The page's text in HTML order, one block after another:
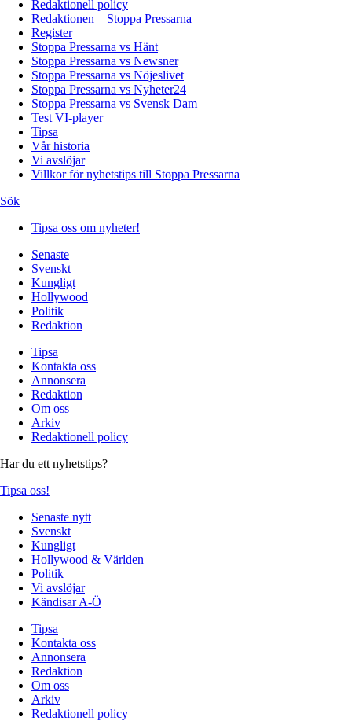
Redaktionell policy
Redaktionen – Stoppa Pressarna
Register
Stoppa Pressarna vs Hänt
Stoppa Pressarna vs Newsner
Stoppa Pressarna vs Nöjeslivet
Stoppa Pressarna vs Nyheter24
Stoppa Pressarna vs Svensk Dam
Test VI-player
Tipsa
Vår historia
Vi avslöjar
Villkor för nyhetstips till Stoppa Pressarna
Sök
Tipsa oss om nyheter!
Senaste
Svenskt
Kungligt
Hollywood
Politik
Redaktion
Tipsa
Kontakta oss
Annonsera
Redaktion
Om oss
Arkiv
Redaktionell policy
Har du ett nyhetstips?
Tipsa oss!
Senaste nytt
Svenskt
Kungligt
Hollywood & Världen
Politik
Vi avslöjar
Kändisar A-Ö
Tipsa
Kontakta oss
Annonsera
Redaktion
Om oss
Arkiv
Redaktionell policy